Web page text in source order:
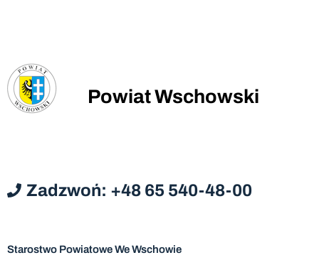
Powiat Wschowski
Zadzwoń: +48 65 540-48-00
Starostwo Powiatowe We Wschowie